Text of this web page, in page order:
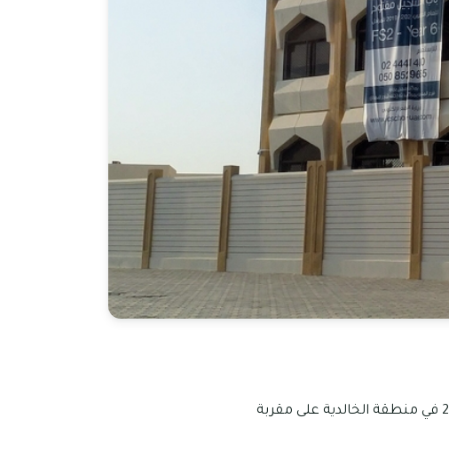
تعد مدرسة انترناشونال كوميونتي، الخالدية من المدارس التي قد تأسست في عام 2019 في منطقة الخالدية على مقربة